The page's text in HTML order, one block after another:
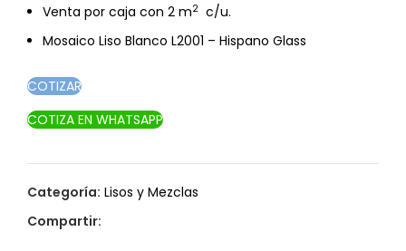
Venta por caja con 2 m2 c/u.
Mosaico Liso Blanco L2001 – Hispano Glass
COTIZAR
COTIZA EN WHATSAPP
Categoría: Lisos y Mezclas
Compartir: